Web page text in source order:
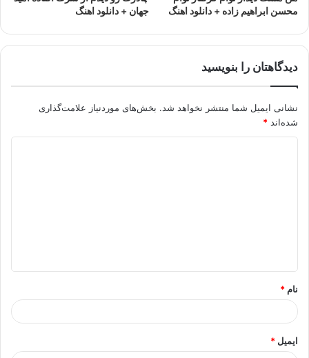
محسن ابراهیم زاده + دانلود اهنگ
جهان + دانلود اهنگ
دیدگاهتان را بنویسید
نشانی ایمیل شما منتشر نخواهد شد. بخش‌های موردنیاز علامت‌گذاری
شده‌اند *
*
نام *
ایمیل *